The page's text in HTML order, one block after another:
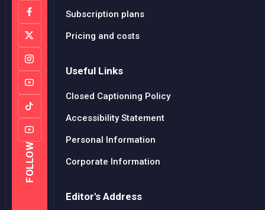
FOLLOW
Subscription plans
Pricing and costs
Useful Links
Closed Captioning Policy
Accessibility Statement
Personal Information
Corporate Information
Editor's Address